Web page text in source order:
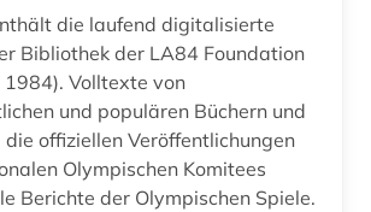
die laufend digitalisierte
Bibliothek der LA84 Foundation
1984). Volltexte von
und populären Büchern und
offiziellen Veröffentlichungen
Olympischen Komitees
Berichte der Olympischen Spiele.